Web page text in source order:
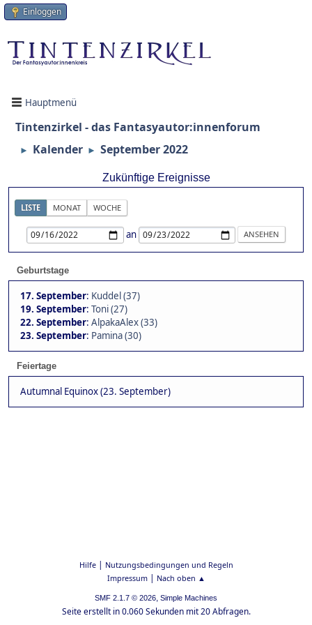
Einloggen
Hauptmenü
Tintenzirkel - das Fantasyautor:innenforum
► Kalender ► September 2022
Zukünftige Ereignisse
LISTE MONAT WOCHE
an
Geburtstage
17. September: Kuddel (37)
19. September: Toni (27)
22. September: AlpakaAlex (33)
23. September: Pamina (30)
Feiertage
Autumnal Equinox (23. September)
Hilfe| Nutzungsbedingungen und Regeln
Impressum| Nach oben ▲
SMF 2.1.7 © 2026, Simple Machines
Seite erstellt in 0.060 Sekunden mit 20 Abfragen.